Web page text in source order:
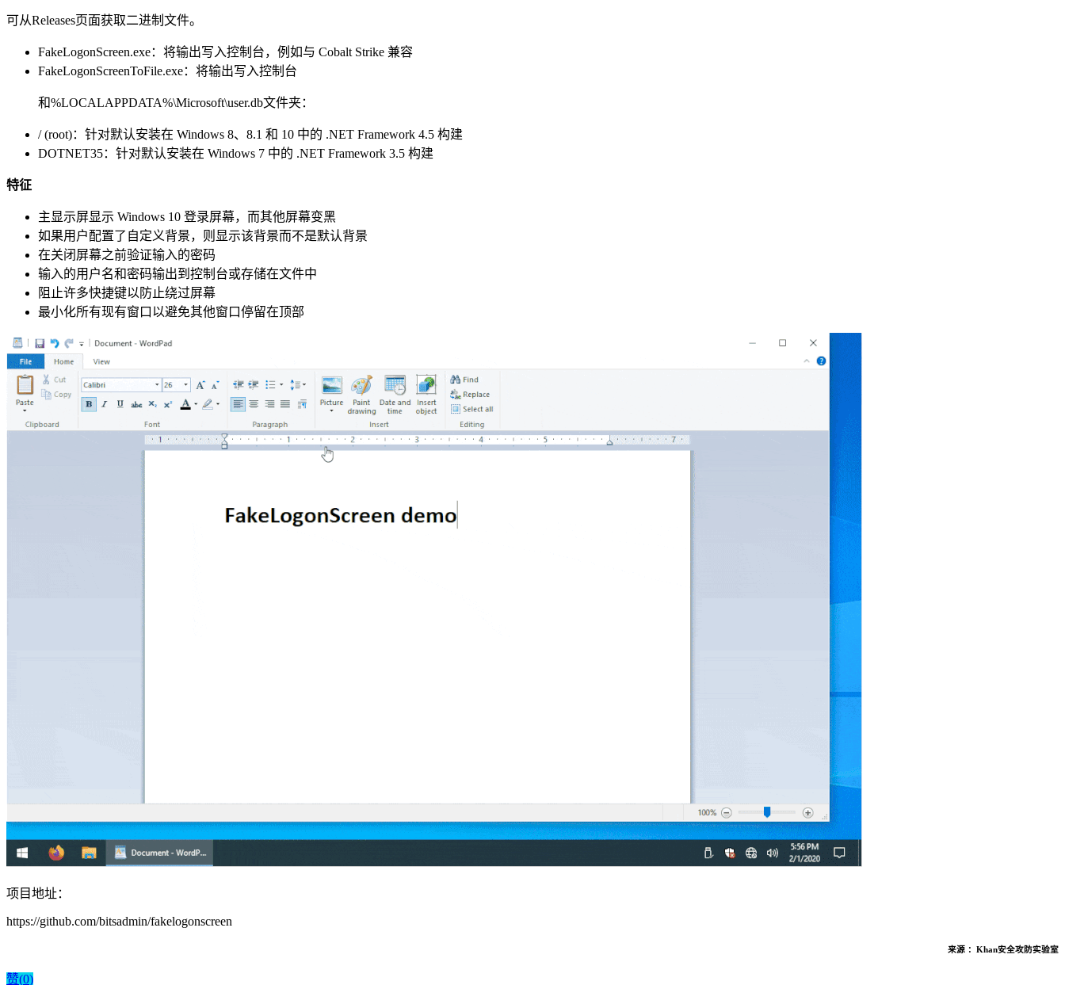
可从Releases页面获取二进制文件。
FakeLogonScreen.exe：将输出写入控制台，例如与 Cobalt Strike 兼容
FakeLogonScreenToFile.exe：将输出写入控制台
和%LOCALAPPDATA%\Microsoft\user.db文件夹：
/ (root)：针对默认安装在 Windows 8、8.1 和 10 中的 .NET Framework 4.5 构建
DOTNET35：针对默认安装在 Windows 7 中的 .NET Framework 3.5 构建
特征
主显示屏显示 Windows 10 登录屏幕，而其他屏幕变黑
如果用户配置了自定义背景，则显示该背景而不是默认背景
在关闭屏幕之前验证输入的密码
输入的用户名和密码输出到控制台或存储在文件中
阻止许多快捷键以防止绕过屏幕
最小化所有现有窗口以避免其他窗口停留在顶部
项目地址：
https://github.com/bitsadmin/fakelogonscreen
来源 ： Khan安全攻防实验室
赞(0)